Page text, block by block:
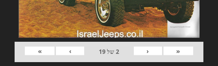
«
‹
2של19
›
»